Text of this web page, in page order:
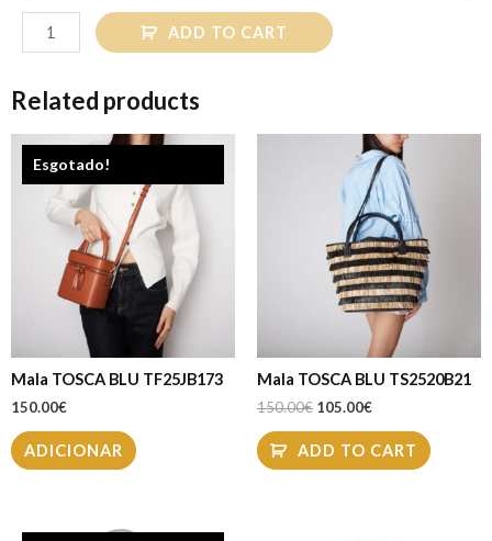
ADD TO CART
Related products
Esgotado!
Mala TOSCA BLU TF25JB173
150.00€
ADICIONAR
Mala TOSCA BLU TS2520B21
150.00€ 105.00€
ADD TO CART